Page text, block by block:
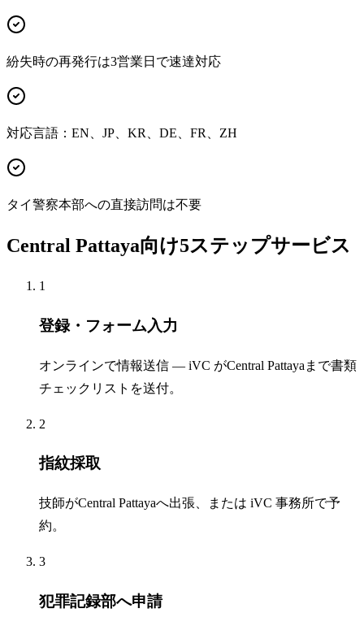
紛失時の再発行は3営業日で速達対応
対応言語：EN、JP、KR、DE、FR、ZH
タイ警察本部への直接訪問は不要
Central Pattaya向け5ステップサービス
1
登録・フォーム入力
オンラインで情報送信 — iVC がCentral Pattayaまで書類
チェックリストを送付。
2
指紋採取
技師がCentral Pattayaへ出張、または iVC 事務所で予
約。
3
犯罪記録部へ申請